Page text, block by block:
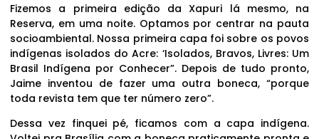
Fizemos a primeira edição da Xapuri lá mesmo, na
Reserva, em uma noite. Optamos por centrar na pauta
socioambiental. Nossa primeira capa foi sobre os povos
indígenas isolados do Acre: ‘Isolados, Bravos, Livres: Um
Brasil Indígena por Conhecer”. Depois de tudo pronto,
Jaime inventou de fazer uma outra boneca, “porque
toda revista tem que ter número zero”.
Dessa vez finquei pé, ficamos com a capa indígena.